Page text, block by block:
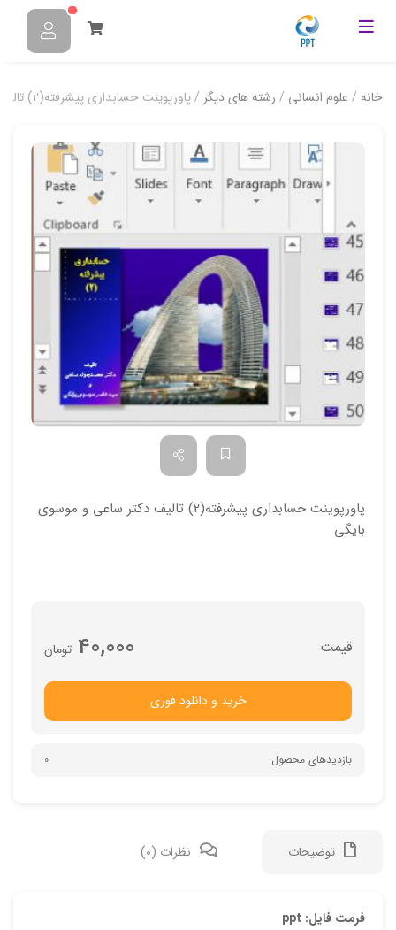
خانه / علوم انسانی / رشته های دیگر / پاورپوینت حسابداری پیشرفته(2) تالیف دکتر ساعی و موسوی بایگی
پاورپوینت حسابداری پیشرفته(2) تالیف دکتر ساعی و موسوی
بایگی
تومان 40,000
خرید و دانلود فوری
بازدیدهای محصول 0
توضیحات نظرات (0)
فرمت فایل: ppt